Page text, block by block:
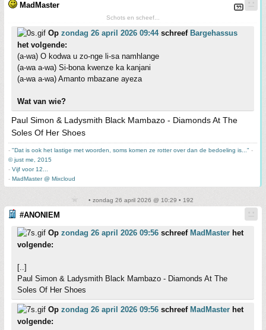
MadMaster
Schots en scheef...
Op zondag 26 april 2026 09:44schreef Bargehassus
het volgende:
(a-wa) O kodwa u zo-nge li-sa namhlange
(a-wa a-wa) Si-bona kwenze ka kanjani
(a-wa a-wa) Amanto mbazane ayeza
Wat van wie?
Paul Simon & Ladysmith Black Mambazo - Diamonds At The
Soles Of Her Shoes
- "Dat is ook het lastige met woorden, soms komen ze rotter over dan de bedoeling is..." -
© just me, 2015
- Vijf voor 12...
- MadMaster @ Mixcloud
• zondag 26 april 2026 @ 10:29 • 192
#ANONIEM
Op zondag 26 april 2026 09:56 schreef MadMaster het
volgende:
[..]
Paul Simon & Ladysmith Black Mambazo - Diamonds At The
Soles Of Her Shoes
Op zondag 26 april 2026 09:56 schreef MadMaster het
volgende: